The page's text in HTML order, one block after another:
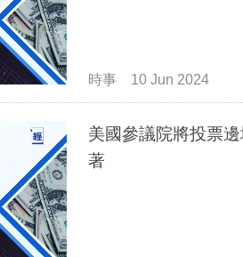
時事 10 Jun 2024
美國參議院將投票
著